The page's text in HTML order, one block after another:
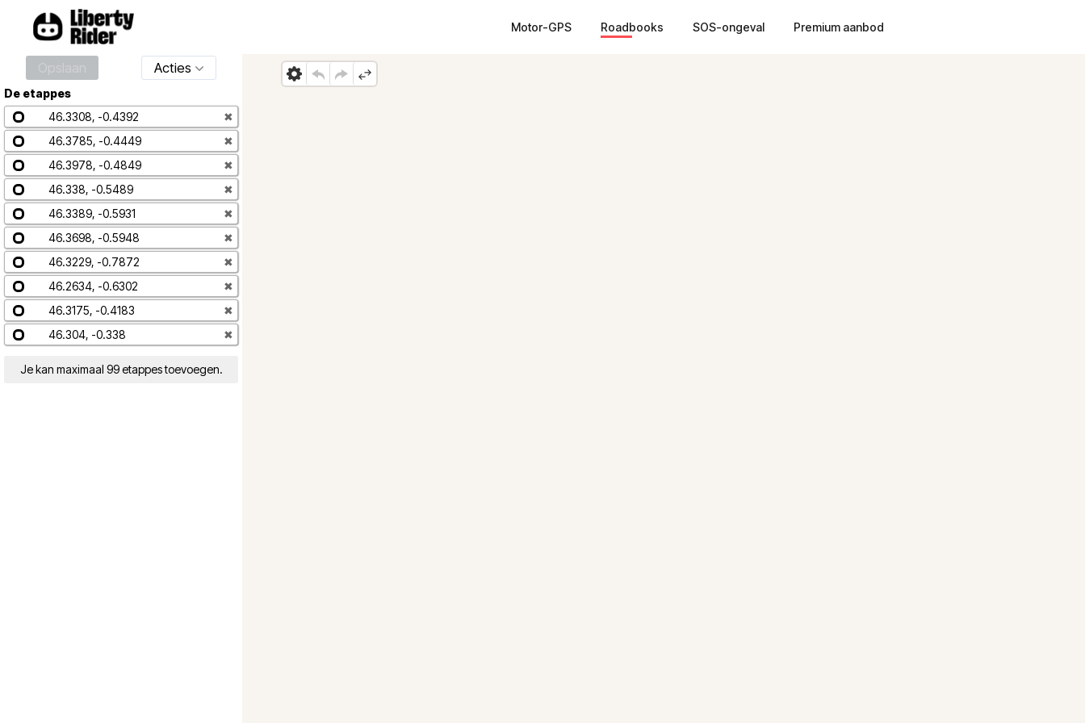
Motor-GPS Roadbooks SOS-ongeval Premium aanbod
Acties
De etappes
46.3308, -0.4392
✖
46.3785, -0.4449
✖
46.3978, -0.4849
✖
46.338, -0.5489
✖
46.3389, -0.5931
✖
46.3698, -0.5948
✖
46.3229, -0.7872
✖
46.2634, -0.6302
✖
46.3175, -0.4183
✖
46.304, -0.338
✖
Je kan maximaal 99 etappes toevoegen.